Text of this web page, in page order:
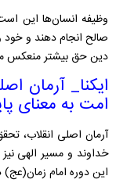
وظیفه انسان‌ها این
صالح انجام دهند و خود
دین حق بیشتر منعکس
ایکنا_ آرمان
امت به معنای
آرمان‌ اصلی انقلاب،
خداوند و مسیر الهی
این دوره امام